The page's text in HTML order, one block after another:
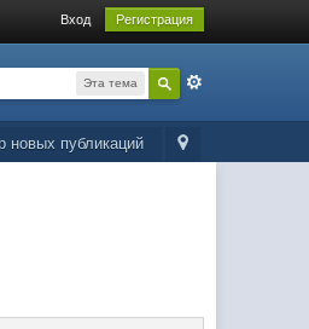
Вход Регистрация
Эта тема
новых публикаций